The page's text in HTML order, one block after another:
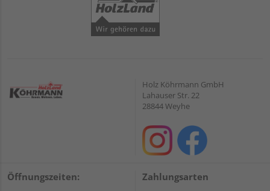
Holz Köhrmann GmbH
Lahauser Str. 22
28844 Weyhe
Öffnungszeiten: Zahlungsarten